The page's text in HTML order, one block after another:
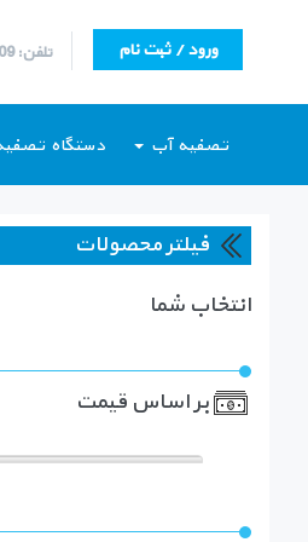
تلفن: 77297009-021 ورود / ثبت نام
تصفیه آب دستگاه
فیلتر محصولات
انتخاب شما
بر اساس قیمت